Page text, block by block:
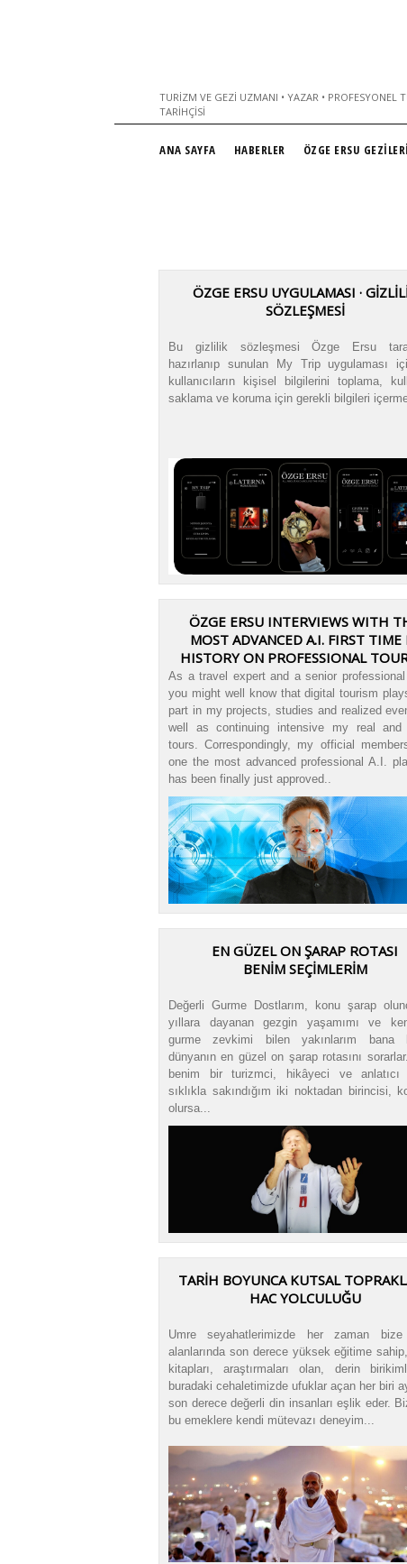
TURIZM VE GEZI UZMANI • YAZAR • PROFESYONEL
TARIHÇISI
ANA SAYFA HABERLER ÖZGE ERSU GEZİLERİ
ÖZGE ERSU UYGULAMASI ·
SÖZLEŞMESİ
Bu gizlilik sözleşmesi Özge Ersu
hazırlanıp sunulan My Trip uygulaması
kullanıcıların kişisel bilgilerini toplama,
saklama ve koruma için gerekli bilgileri
ÖZGE ERSU INTERVIEWS WITH
MOST ADVANCED A.I. FIRST TIME
HISTORY ON PROFESSIONAL
GUIDANCE TOPIC
As a travel expert and a senior professional
you might well know that digital tourism
part in my projects, studies and realized
well as continuing intensive my real and
tours. Correspondingly, my official
one the most advanced professional A.I.
has been finally just approved..
EN GÜZEL ON ŞARAP ROTASI
BENİM SEÇİMLERİM
Değerli Gurme Dostlarım, konu şarap
yıllara dayanan gezgin yaşamımı ve
gurme zevkimi bilen yakınlarım bana
dünyanın en güzel on şarap rotasını
benim bir turizmci, hikâyeci ve anlatıcı
sıklıkla sakındığım iki noktadan birincisi,
olursa...
TARİH BOYUNCA KUTSAL
HAC YOLCULUĞU
Umre seyahatlerimizde her zaman bize
alanlarında son derece yüksek eğitime sahip,
kitapları, araştırmaları olan, derin
buradaki cehaletimizde ufuklar açan her biri
son derece değerli din insanları eşlik eder.
bu emeklere kendi mütevazı deneyim...